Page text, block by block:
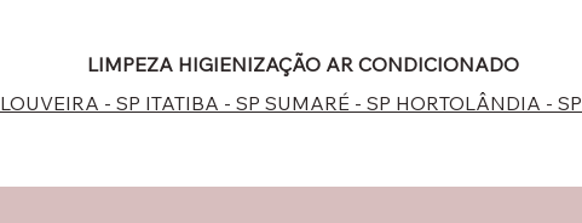
LIMPEZA HIGIENIZAÇÃO AR CONDICIONADO
LOUVEIRA - SP ITATIBA - SP SUMARÉ - SP HORTOLÂNDIA - SP